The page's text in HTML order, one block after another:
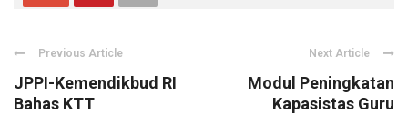
Previous Article
JPPI-Kemendikbud RI
Bahas KTT
Next Article
Modul Peningkatan
Kapasistas Guru